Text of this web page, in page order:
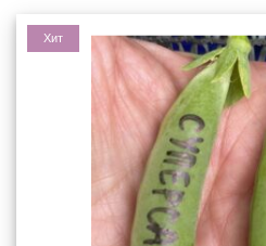
Хит